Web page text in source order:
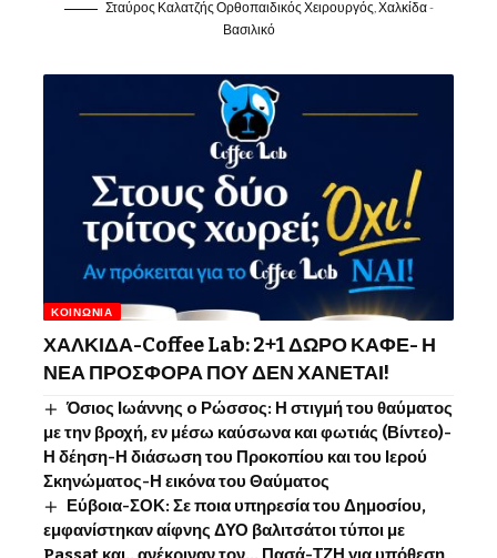
Σταύρος Καλατζής Ορθοπαιδικός Χειρουργός, Χαλκίδα -
Βασιλικό
ΚΟΙΝΩΝΊΑ
ΧΑΛΚΙΔΑ-Coffee Lab: 2+1 ΔΩΡΟ ΚΑΦΕ- Η
ΝΕΑ ΠΡΟΣΦΟΡΑ ΠΟΥ ΔΕΝ ΧΑΝΕΤΑΙ!
Όσιος Ιωάννης o Ρώσσος: Η στιγμή του θαύματος
με την βροχή, εν μέσω καύσωνα και φωτιάς (Βίντεο)-
Η δέηση-Η διάσωση του Προκοπίου και του Ιερού
Σκηνώματος-Η εικόνα του Θαύματος
Εύβοια-ΣΟΚ: Σε ποια υπηρεσία του Δημοσίου,
εμφανίστηκαν αίφνης ΔΥΟ βαλιτσάτοι τύποι με